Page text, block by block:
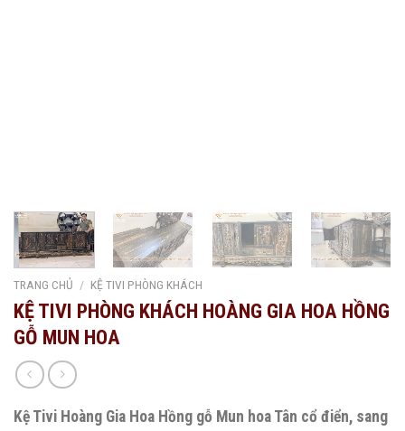
TRANG CHỦ / KỆ TIVI PHÒNG KHÁCH
KỆ TIVI PHÒNG KHÁCH HOÀNG GIA HOA HỒNG
GỖ MUN HOA
Kệ Tivi Hoàng Gia Hoa Hồng gỗ Mun hoa Tân cổ điển, sang